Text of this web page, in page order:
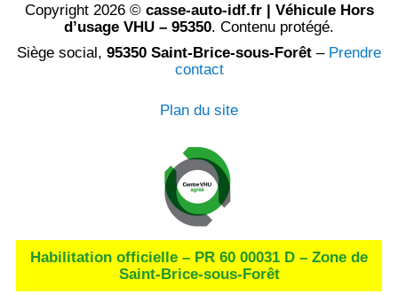
Copyright 2026 © casse-auto-idf.fr | Véhicule Hors
d’usage VHU – 95350. Contenu protégé.
Siège social, 95350 Saint-Brice-sous-Forêt – Prendre
contact
Plan du site
Habilitation officielle – PR 60 00031 D – Zone de
Saint-Brice-sous-Forêt